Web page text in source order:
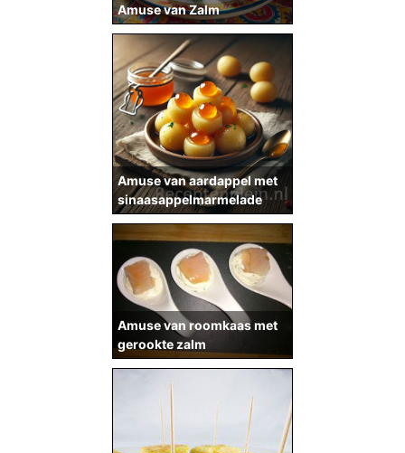
Amuse van aardappel met
sinaasappelmarmelade
Amuse van roomkaas met
gerookte zalm
Amuse van Zalm